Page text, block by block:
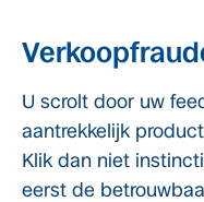
U scrolt door uw
aantrekkelijk
Klik dan niet
eerst de